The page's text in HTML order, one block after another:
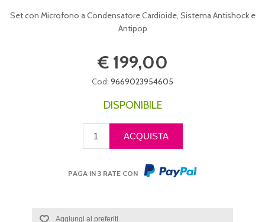
Set con Microfono a Condensatore Cardioide, Sistema Antishock e
Antipop
€ 199,00
Cod: 9669023954605
DISPONIBILE
PAGA IN 3 RATE CON